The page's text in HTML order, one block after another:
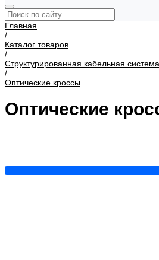
Главная
/
Каталог товаров
/
Структурированная кабельная система
/
Оптические кроссы
Оптические